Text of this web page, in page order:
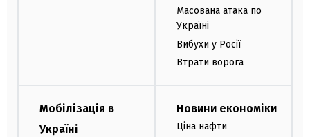
Масована атака по
Україні
Вибухи у Росії
Втрати ворога
Мобілізація в
Україні
Новини економіки
Ціна нафти